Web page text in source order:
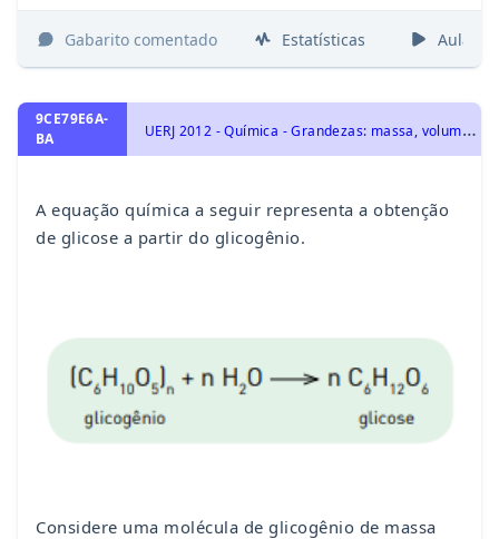
Gabarito comentado Estatísticas Aulas
9CE79E6A-
BA
U
ERJ 2012 - Química - Grandezas: massa, volume, mol, massa molar, constante de Avogadro e Estequiometria., Transformações Químicas e Energia, Termoquímica: Energia Calorífica, Calor de reação, Entalpia, Equações e Lei de Hess., Representação das transformações químicas
A equação química a seguir representa a obtenção
de glicose a partir do glicogênio.
Considere uma molécula de glicogênio de massa